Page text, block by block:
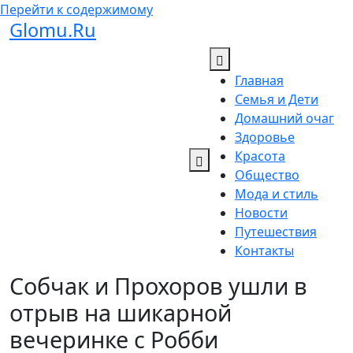
Перейти к содержимому
Glomu.Ru
Главная
Семья и Дети
Домашний очаг
Здоровье
Красота
Общество
Мода и стиль
Новости
Путешествия
Контакты
Собчак и Прохоров ушли в
отрыв на шикарной
вечеринке с Робби